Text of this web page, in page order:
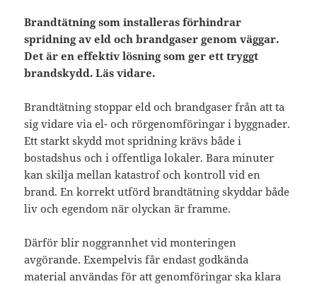
Brandtätning som installeras förhindrar
spridning av eld och brandgaser genom väggar.
Det är en effektiv lösning som ger ett tryggt
brandskydd. Läs vidare.
Brandtätning stoppar eld och brandgaser från att ta
sig vidare via el- och rörgenomföringar i byggnader.
Ett starkt skydd mot spridning krävs både i
bostadshus och i offentliga lokaler. Bara minuter
kan skilja mellan katastrof och kontroll vid en
brand. En korrekt utförd brandtätning skyddar både
liv och egendom när olyckan är framme.
Därför blir noggrannhet vid monteringen
avgörande. Exempelvis får endast godkända
material användas för att genomföringar ska klara